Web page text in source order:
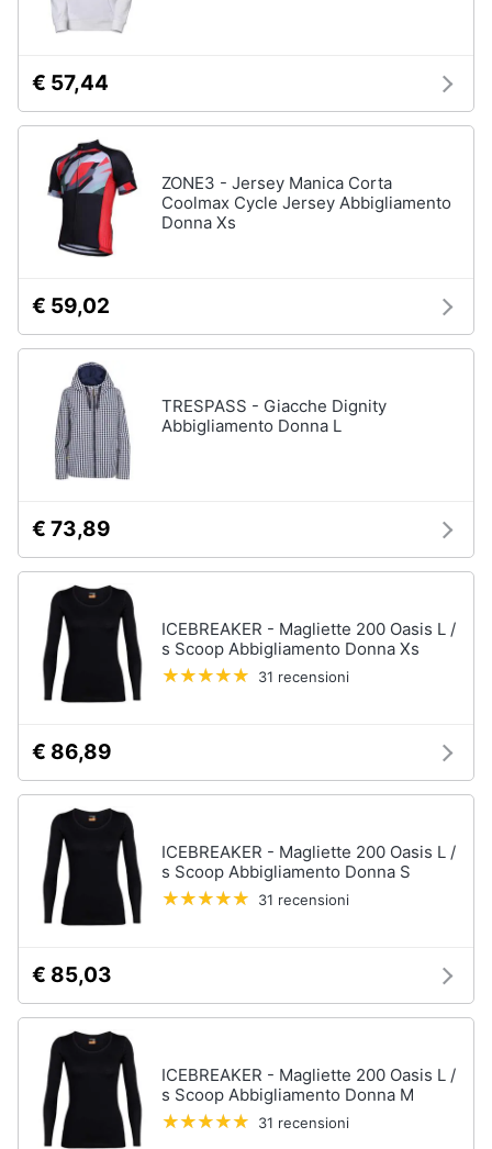
Beauty
Giocattoli
Prima
infanzia
Fotografia
Abbigliamento
Sport
Animali
Libri,
cd
Festività
ricorrenze
Promozioni
Servizi
Assistenza
Esci
Scarpe
Sneakers
Scarpe
Anfibi
tutti
Accessori
Sigaretta
elettronica
Occhiali
sole
Vedi
Vestiari
shirt
Felpa
Tuta
tutti
Orologi
Apple
€ 57,44
ZONE3 - Jersey Manica Corta
Coolmax Cycle Jersey Abbigliamento
Donna Xs
€ 59,02
TRESPASS - Giacche Dignity
Abbigliamento Donna L
€ 73,89
ICEBREAKER - Magliette 200 Oasis L /
s Scoop Abbigliamento Donna Xs
31 recensioni
€ 86,89
ICEBREAKER - Magliette 200 Oasis L /
s Scoop Abbigliamento Donna S
31 recensioni
€ 85,03
ICEBREAKER - Magliette 200 Oasis L /
s Scoop Abbigliamento Donna M
31 recensioni